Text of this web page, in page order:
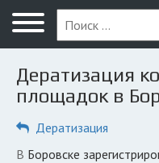
Главная
Вопрос юристу
Дератизация
площадок в
Дератизация
в Боровске зарегистрирована 1 компания по дератизации